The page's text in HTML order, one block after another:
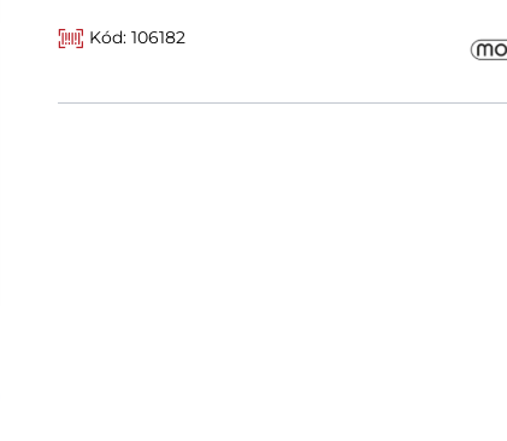
Kód: 106182